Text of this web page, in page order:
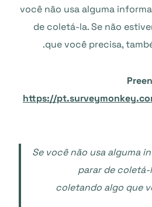
você não usa alguma
de coletá-la. Se não
que você precisa,
https://
Se você não usa alguma
parar de coletá-
coletando algo que